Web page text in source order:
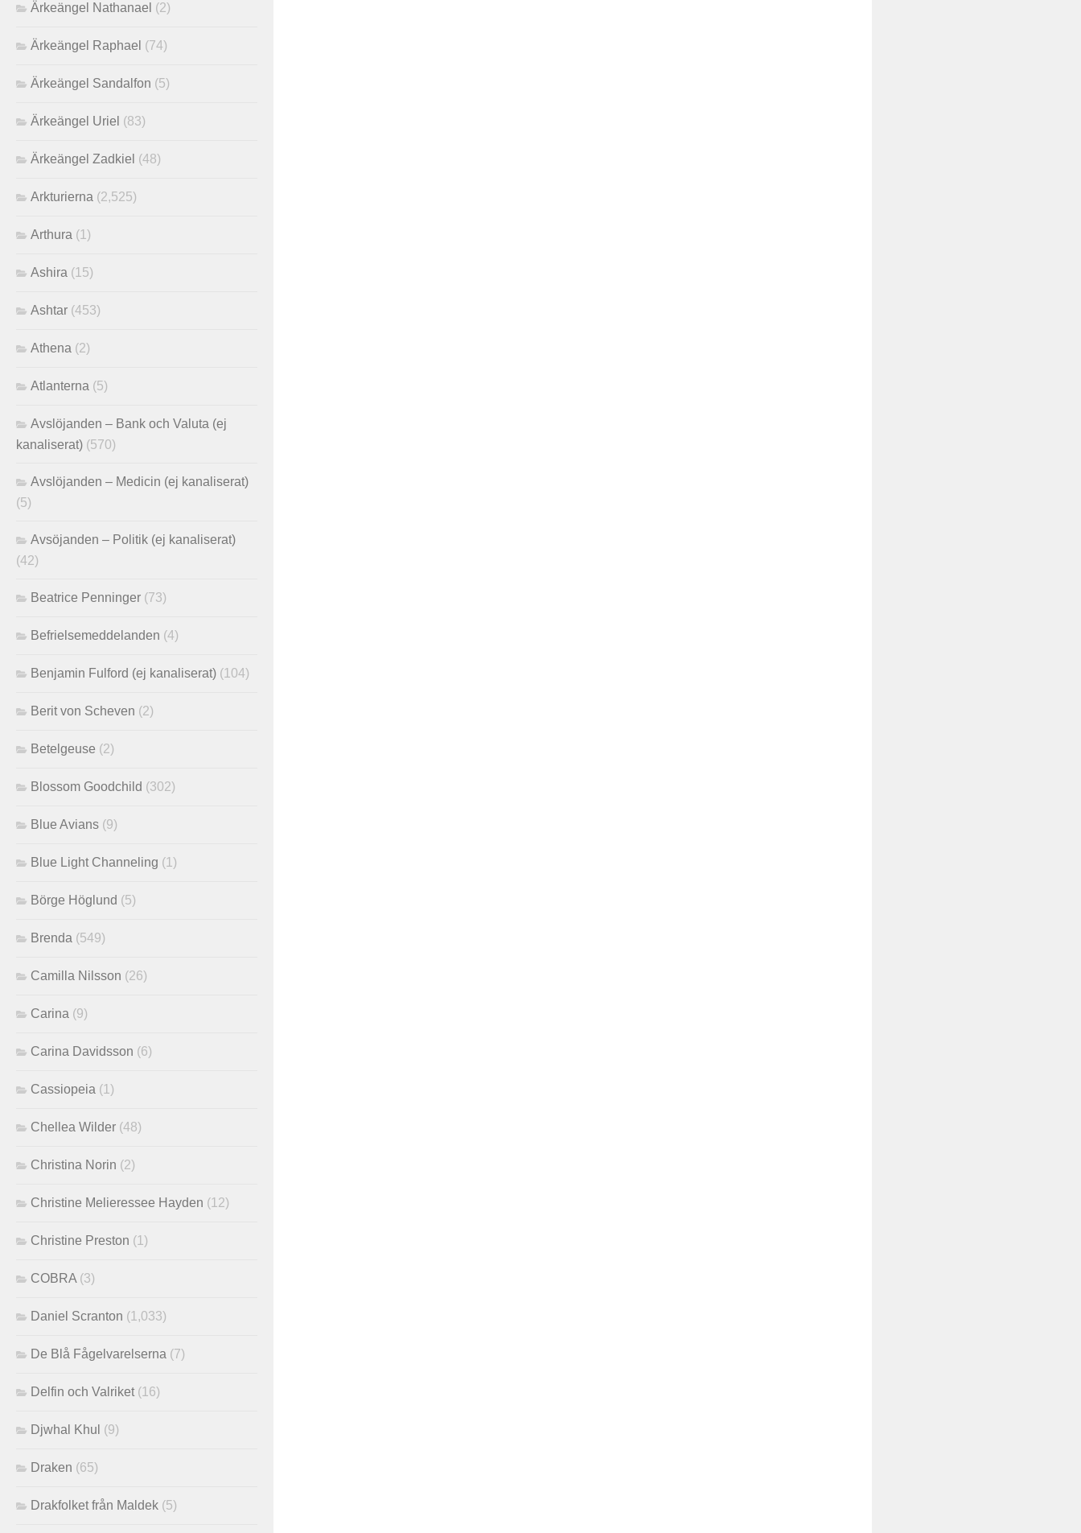
Ärkeängel Nathanael (2)
Ärkeängel Raphael (74)
Ärkeängel Sandalfon (5)
Ärkeängel Uriel (83)
Ärkeängel Zadkiel (48)
Arkturierna (2,525)
Arthura (1)
Ashira (15)
Ashtar (453)
Athena (2)
Atlanterna (5)
Avslöjanden – Bank och Valuta (ej
kanaliserat) (570)
Avslöjanden – Medicin (ej kanaliserat)
(5)
Avsöjanden – Politik (ej kanaliserat)
(42)
Beatrice Penninger (73)
Befrielsemeddelanden (4)
Benjamin Fulford (ej kanaliserat) (104)
Berit von Scheven (2)
Betelgeuse (2)
Blossom Goodchild (302)
Blue Avians (9)
Blue Light Channeling (1)
Börge Höglund (5)
Brenda (549)
Camilla Nilsson (26)
Carina (9)
Carina Davidsson (6)
Cassiopeia (1)
Chellea Wilder (48)
Christina Norin (2)
Christine Melieressee Hayden (12)
Christine Preston (1)
COBRA (3)
Daniel Scranton (1,033)
De Blå Fågelvarelserna (7)
Delfin och Valriket (16)
Djwhal Khul (9)
Draken (65)
Drakfolket från Maldek (5)